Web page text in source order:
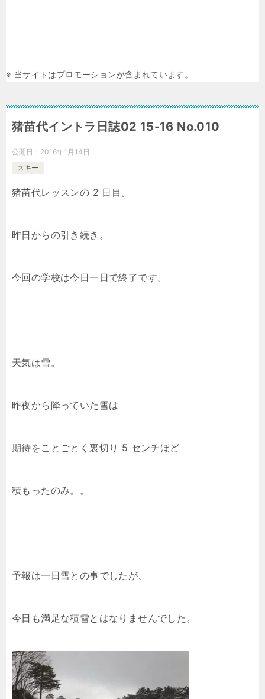
※ 当サイトはプロモーションが含まれています。
猪苗代イントラ日誌02 15-16 No.010
公開日： 2016年1月14日
スキー
猪苗代レッスンの 2 日目。
昨日からの引き続き。
今回の学校は今日一日で終了です。
天気は雪。
昨夜から降っていた雪は
期待をことごとく裏切り 5 センチほど
積もったのみ。。
予報は一日雪との事でしたが、
今日も満足な積雪とはなりませんでした。